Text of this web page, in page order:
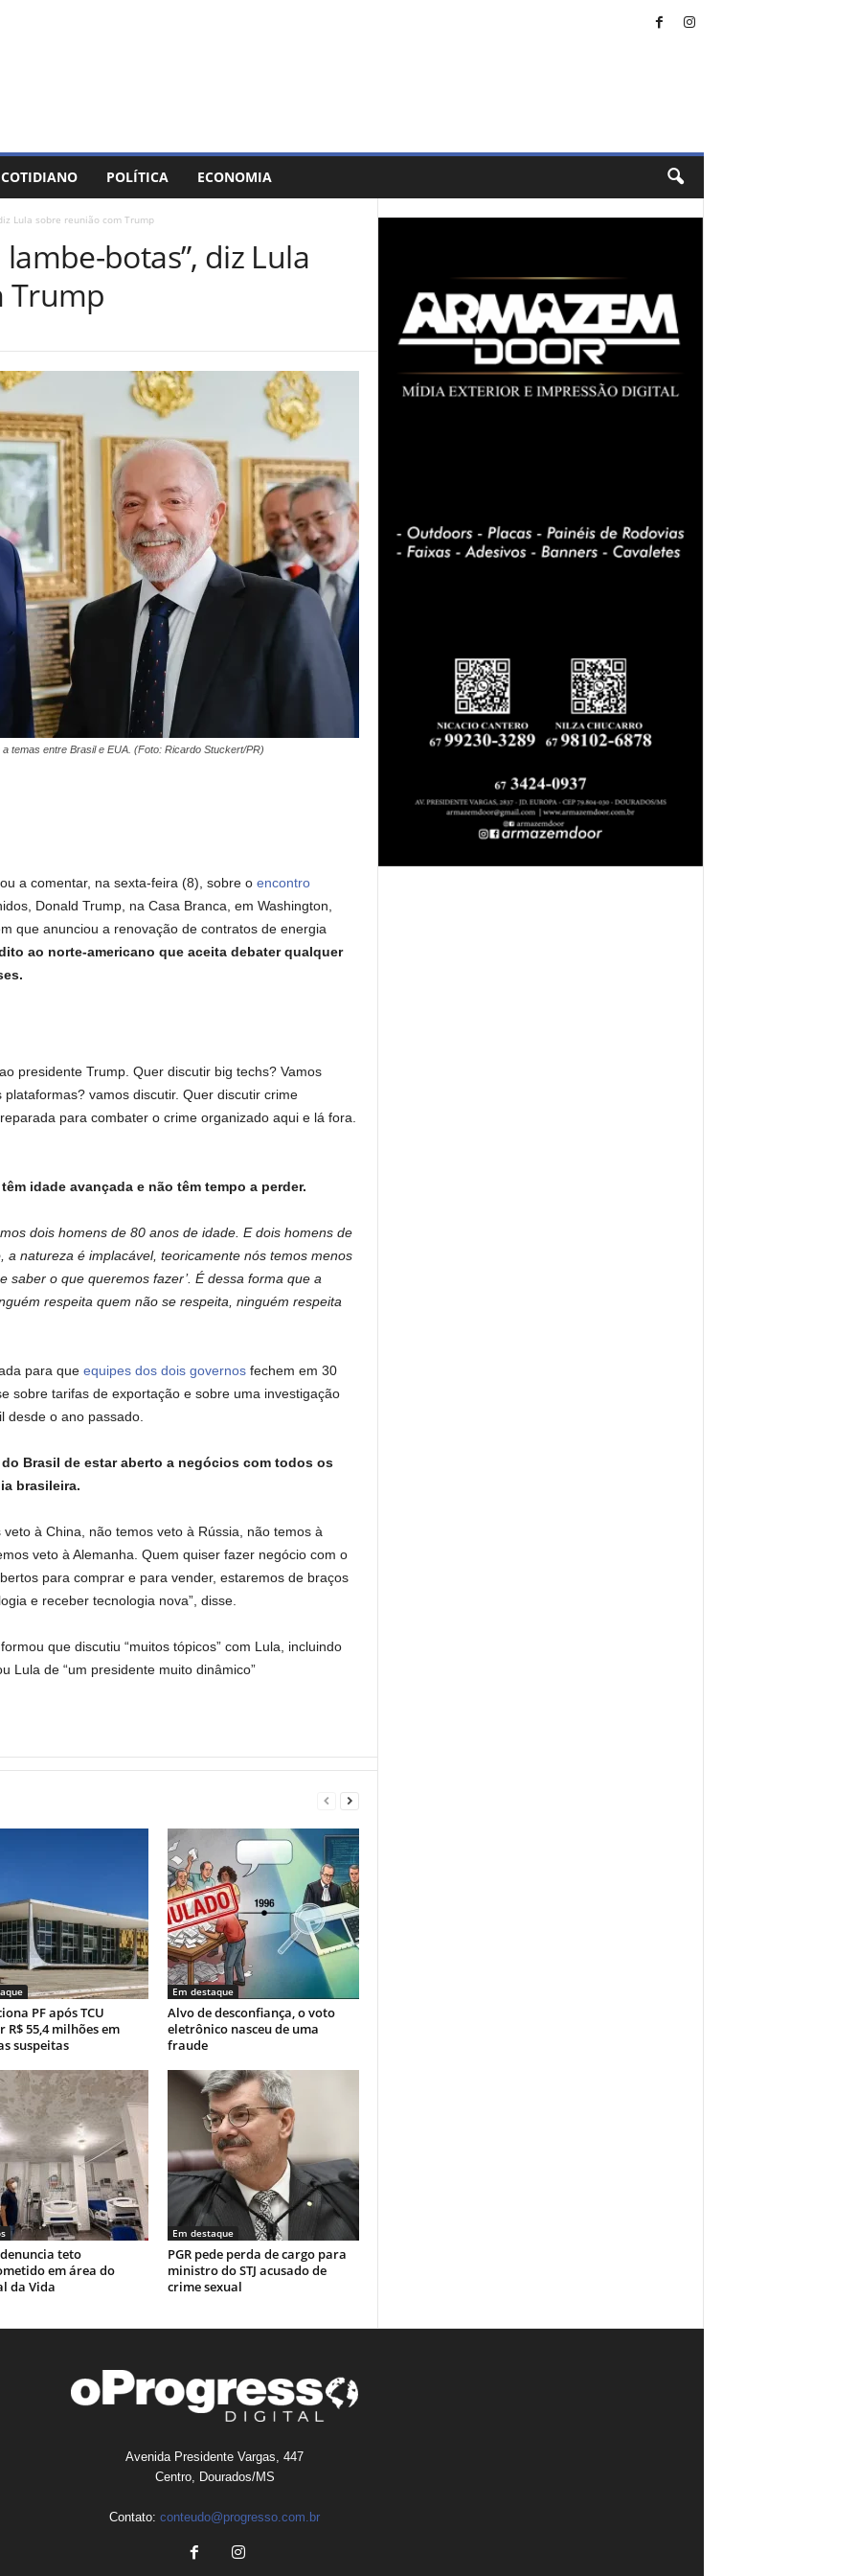
COTIDIANO POLÍTICA ECONOMIA
Lula sobre reunião com Trump
botas”, diz Lula
Trump
temas entre Brasil e EUA. (Foto: Ricardo Stuckert/PR)
a comentar, na sexta-feira (8), sobre o encontro
Donald Trump, na Casa Branca, em Washington,
que anunciou a renovação de contratos de energia
ao norte-americano que aceita debater qualquer
presidente Trump. Quer discutir big techs? Vamos
vamos discutir. Quer discutir crime
para combater o crime organizado aqui e lá fora.
idade avançada e não têm tempo a perder.
dois homens de 80 anos de idade. E dois homens de
natureza é implacável, teoricamente nós temos menos
saber o que queremos fazer’. É dessa forma que a
respeita quem não se respeita, ninguém respeita
para que equipes dos dois governosfechem em 30
sobre tarifas de exportação e sobre uma investigação
desde o ano passado.
Brasil de estar aberto a negócios com todos os
brasileira.
à China, não temos veto à Rússia, não temos à
veto à Alemanha. Quem quiser fazer negócio com o
para comprar e para vender, estaremos de braços
e receber tecnologia nova”, disse.
que discutiu “muitos tópicos” com Lula, incluindo
Lula de “um presidente muito dinâmico”
PF após TCU
R$ 55,4 milhões em
suspeitas
Em destaque
Alvo de desconfiança, o voto
eletrônico nasceu de uma
fraude
teto
em área do
da Vida
Em destaque
PGR pede perda de cargo para
ministro do STJ acusado de
crime sexual
Avenida Presidente Vargas, 447
Centro, Dourados/MS
Contato: conteudo@progresso.com.br